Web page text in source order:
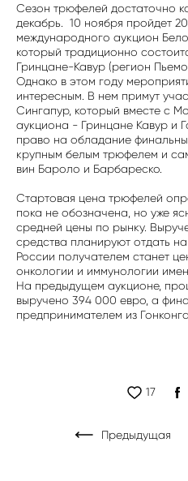
Сезон трюфелей достаточно
декабрь. 10 ноября пройдет
международного аукцион
который традиционно
Гринцане-Кавур (регион
Однако в этом году
интересным. В нем примут
Сингапур, который вместе с
аукциона - Гринцане Кавур и
право на обладание
крупным белым трюфелем и
вин Бароло и Барбареско.
Стартовая цена трюфелей
пока не обозначена, но уже
средней цены по рынку.
средства планируют отдать
России получателем станет
онкологии и иммунологии
На предыдущем аукционе,
выручено 394 000 евро, а
предпринимателем из
17
Предыдущая